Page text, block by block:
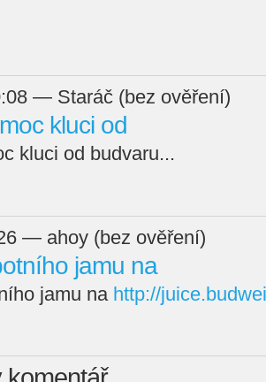
— Staráč (bez ověření)
kluci od
kluci od budvaru...
— ahoy (bez ověření)
jamu na
jamu na http://